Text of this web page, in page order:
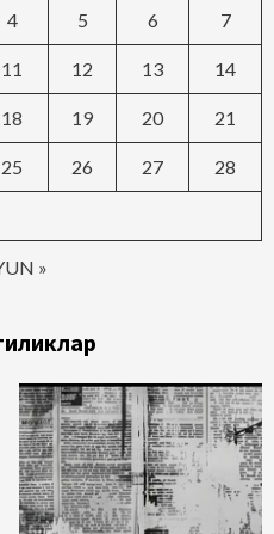
»
4 5 6 7
11 12 13 14
18 19 20 21
25 26 27 28